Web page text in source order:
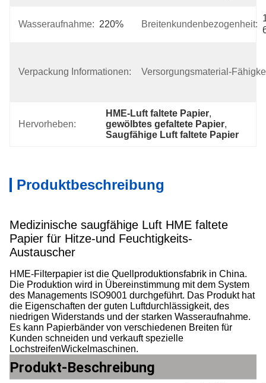
Wasseraufnahme: 220% Breitenkundenbezogenheit:
Verpackung Informationen:
Kasten Der
Tasche
Versorgungsmaterial-
Hervorheben:
HME-Luft faltete Papier,
gewölbtes gefaltete Papier,
Saugfähige Luft faltete Papier
Produktbeschreibung
Medizinische saugfähige Luft HME faltete
Papier für Hitze-und Feuchtigkeits-
Austauscher
HME-Filterpapier ist die Quellproduktionsfabrik in China.
Die Produktion wird in Übereinstimmung mit dem System
des Managements ISO9001 durchgeführt. Das Produkt hat
die Eigenschaften der guten Luftdurchlässigkeit, des
niedrigen Widerstands und der starken Wasseraufnahme.
Es kann Papierbänder von verschiedenen Breiten für
Kunden schneiden und verkauft spezielle
LochstreifenWickelmaschinen.
Produkt-Beschreibung